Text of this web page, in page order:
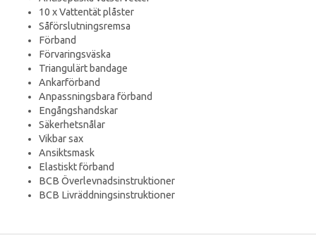
10 x Vattentät plåster
Såförslutningsremsa
Förband
Förvaringsväska
Triangulärt bandage
Ankarförband
Anpassningsbara förband
Engångshandskar
Säkerhetsnålar
Vikbar sax
Ansiktsmask
Elastiskt förband
BCB Överlevnadsinstruktioner
BCB Livräddningsinstruktioner